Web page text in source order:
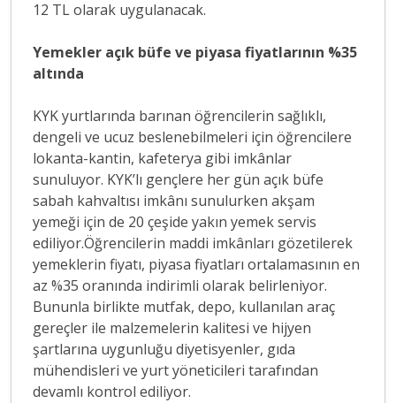
12 TL olarak uygulanacak.
Yemekler açık büfe ve piyasa fiyatlarının %35
altında
KYK yurtlarında barınan öğrencilerin sağlıklı,
dengeli ve ucuz beslenebilmeleri için öğrencilere
lokanta-kantin, kafeterya gibi imkânlar
sunuluyor. KYK’lı gençlere her gün açık büfe
sabah kahvaltısı imkânı sunulurken akşam
yemeği için de 20 çeşide yakın yemek servis
ediliyor.Öğrencilerin maddi imkânları gözetilerek
yemeklerin fiyatı, piyasa fiyatları ortalamasının en
az %35 oranında indirimli olarak belirleniyor.
Bununla birlikte mutfak, depo, kullanılan araç
gereçler ile malzemelerin kalitesi ve hijyen
şartlarına uygunluğu diyetisyenler, gıda
mühendisleri ve yurt yöneticileri tarafından
devamlı kontrol ediliyor.